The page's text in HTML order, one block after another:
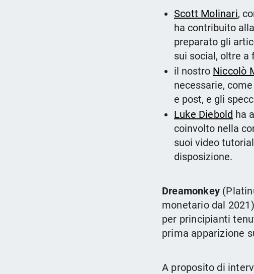
Scott Molinari,
ha contribuito
preparato gli
sui social, oltre a
il nostro Niccolò
necessarie,
e post, e gli
Luke Diebold ha
coinvolto nella
suoi video
disposizione.
Dreamonkey
monetario dal 2021)
per principianti
prima apparizione
A proposito di